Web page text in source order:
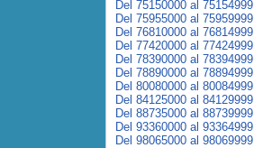
Del 75150000 al 75154999
Del 75955000 al 75959999
Del 76810000 al 76814999
Del 77420000 al 77424999
Del 78390000 al 78394999
Del 78890000 al 78894999
Del 80080000 al 80084999
Del 84125000 al 84129999
Del 88735000 al 88739999
Del 93360000 al 93364999
Del 98065000 al 98069999